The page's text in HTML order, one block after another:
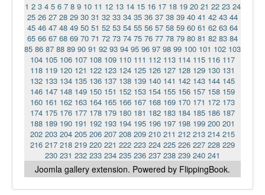
Ермаковополе.рф
1 2 3 4 5 6 7 8 9 10 11 12 13 14 15 16 17 18 19 20 21 22 23 24
25 26 27 28 29 30 31 32 33 34 35 36 37 38 39 40 41 42 43 44
45 46 47 48 49 50 51 52 53 54 55 56 57 58 59 60 61 62 63 64
65 66 67 68 69 70 71 72 73 74 75 76 77 78 79 80 81 82 83 84
85 86 87 88 89 90 91 92 93 94 95 96 97 98 99 100 101 102 103
104 105 106 107 108 109 110 111 112 113 114 115 116 117
118 119 120 121 122 123 124 125 126 127 128 129 130 131
132 133 134 135 136 137 138 139 140 141 142 143 144 145
146 147 148 149 150 151 152 153 154 155 156 157 158 159
160 161 162 163 164 165 166 167 168 169 170 171 172 173
174 175 176 177 178 179 180 181 182 183 184 185 186 187
188 189 190 191 192 193 194 195 196 197 198 199 200 201
202 203 204 205 206 207 208 209 210 211 212 213 214 215
216 217 218 219 220 221 222 223 224 225 226 227 228 229
230 231 232 233 234 235 236 237 238 239 240 241
Joomla gallery extension. Powered by FlippingBook.